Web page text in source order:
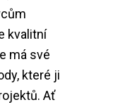
kvalitní
má své
které ji
Ať